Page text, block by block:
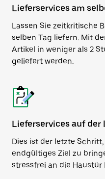
Lieferservices am
Lassen Sie zeitkritische
selben Tag liefern. Mit
Artikel in weniger als 2
geliefert werden.
Lieferservices auf der
Dies ist der letzte
endgültiges Ziel zu
stressfrei an die